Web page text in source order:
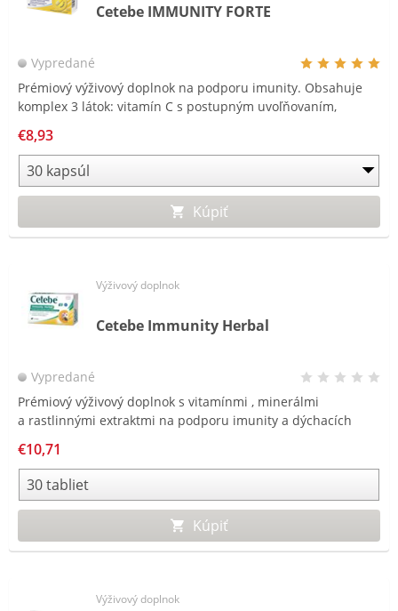
Cetebe IMMUNITY FORTE
Vypredané
Prémiový výživový doplnok na podporu imunity. Obsahuje
komplex 3 látok: vitamín C s postupným uvoľňovaním,
€8,93
Kúpiť
Výživový doplnok
Cetebe Immunity Herbal
Vypredané
Prémiový výživový doplnok s vitamínmi , minerálmi
a rastlinnými extraktmi na podporu imunity a dýchacích
€10,71
Kúpiť
Výživový doplnok